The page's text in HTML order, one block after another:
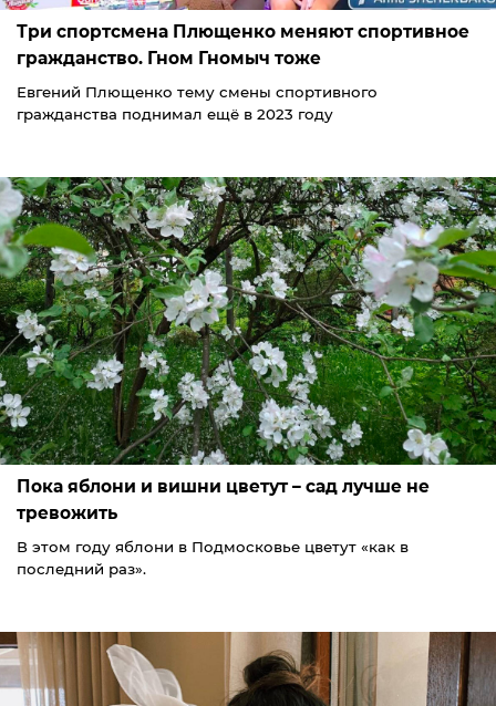
Три спортсмена Плющенко меняют спортивное
гражданство. Гном Гномыч тоже
Евгений Плющенко тему смены спортивного
гражданства поднимал ещё в 2023 году
Пока яблони и вишни цветут – сад лучше не
тревожить
В этом году яблони в Подмосковье цветут «как в
последний раз».